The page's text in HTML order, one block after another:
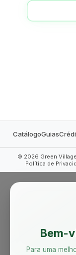
CatálogoGuias
© 2026 Green
Política de
Bem-
Para uma